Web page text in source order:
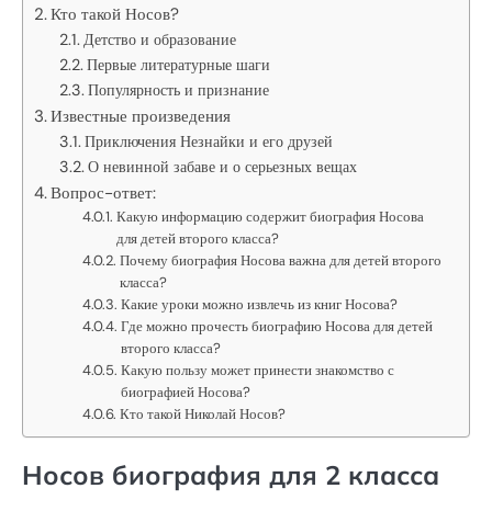
Кто такой Носов?
Детство и образование
Первые литературные шаги
Популярность и признание
Известные произведения
Приключения Незнайки и его друзей
О невинной забаве и о серьезных вещах
Вопрос-ответ:
Какую информацию содержит биография Носова
для детей второго класса?
Почему биография Носова важна для детей второго
класса?
Какие уроки можно извлечь из книг Носова?
Где можно прочесть биографию Носова для детей
второго класса?
Какую пользу может принести знакомство с
биографией Носова?
Кто такой Николай Носов?
Носов биография для 2 класса